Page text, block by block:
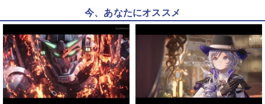
今、あなたにオススメ